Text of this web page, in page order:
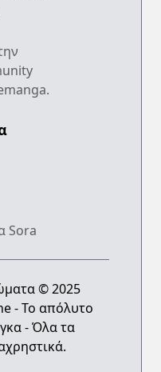
Sora
© 2025
- Το απόλυτο
- Όλα τα